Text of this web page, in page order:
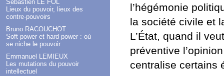
Sébastien LE FOL
Lieux du pouvoir, lieux des
contre-pouvoirs
Bruno RACOUCHOT
Soft power et hard power : où
se niche le pouvoir
Emmanuel LEMIEUX
Les mutations du pouvoir
intellectuel
l’hégémonie
la société civile et
L’État, quand il
préventive
centralise certains